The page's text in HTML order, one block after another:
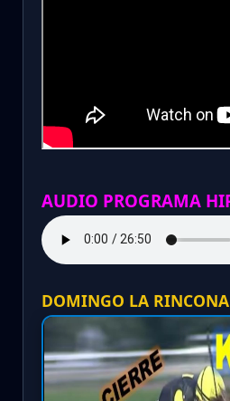
AUDIO PROGRAMA
DOMINGO LA